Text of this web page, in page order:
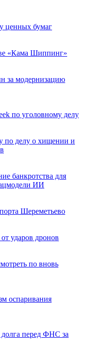
ценных бумаг
«Кама Шиппинг»
за модернизацию
по уголовному делу
по делу о хищении и
банкротства для
ИИ
Шереметьево
ударов дронов
по вновь
оспаривания
долга перед ФНС за